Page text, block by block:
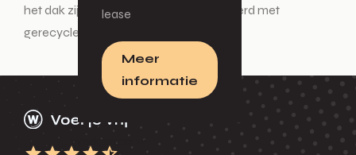
lease
Meer
informatie
het dak zijn ontwikkelde en geproduceerd met
gerecyclede producten.